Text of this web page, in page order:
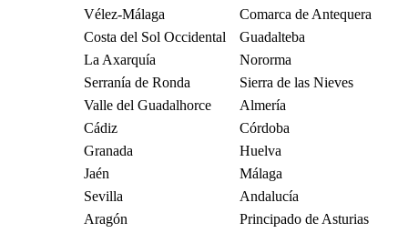
Vélez-Málaga
Comarca de Antequera
Costa del Sol Occidental
Guadalteba
La Axarquía
Nororma
Serranía de Ronda
Sierra de las Nieves
Valle del Guadalhorce
Almería
Cádiz
Córdoba
Granada
Huelva
Jaén
Málaga
Sevilla
Andalucía
Aragón
Principado de Asturias